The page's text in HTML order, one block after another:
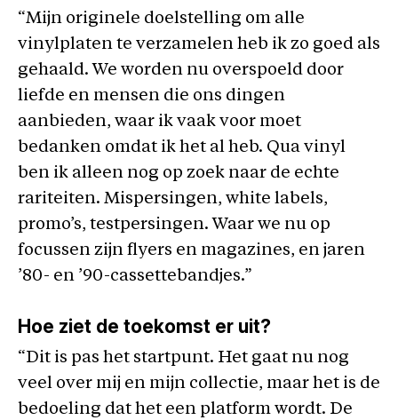
“Mijn originele doelstelling om alle
vinylplaten te verzamelen heb ik zo goed als
gehaald. We worden nu overspoeld door
liefde en mensen die ons dingen
aanbieden, waar ik vaak voor moet
bedanken omdat ik het al heb. Qua vinyl
ben ik alleen nog op zoek naar de echte
rariteiten. Mispersingen, white labels,
promo’s, testpersingen. Waar we nu op
focussen zijn flyers en magazines, en jaren
’80- en ’90-cassettebandjes.”
Hoe ziet de toekomst er uit?
“Dit is pas het startpunt. Het gaat nu nog
veel over mij en mijn collectie, maar het is de
bedoeling dat het een platform wordt. De